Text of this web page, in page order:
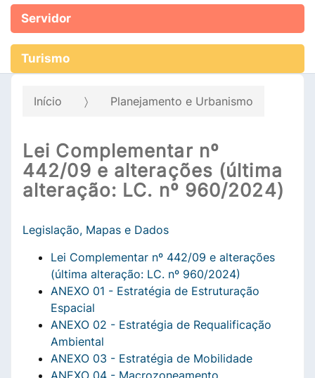
Servidor
Turismo
Início Planejamento e Urbanismo
Lei Complementar nº
442/09 e alterações (última
alteração: LC. nº 960/2024)
Legislação, Mapas e Dados
Lei Complementar nº 442/09 e alterações
(última alteração: LC. nº 960/2024)
ANEXO 01 - Estratégia de Estruturação
Espacial
ANEXO 02 - Estratégia de Requalificação
Ambiental
ANEXO 03 - Estratégia de Mobilidade